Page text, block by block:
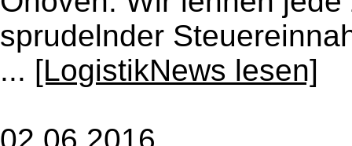
sprudelnder
... [LogistikNews lesen]